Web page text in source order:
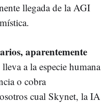
llegada de la AGI
aparentemente
a la especie humana
o cobra
cual Skynet, la IA